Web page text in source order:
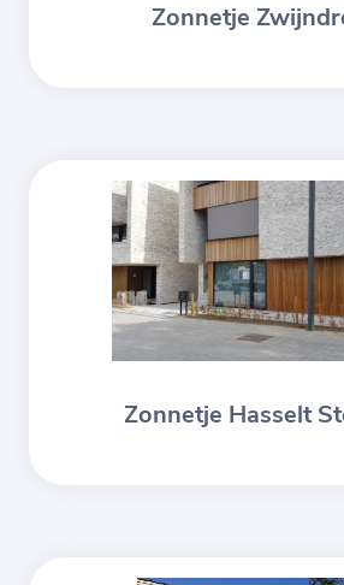
Zonnetje
Zonnetje Hasselt